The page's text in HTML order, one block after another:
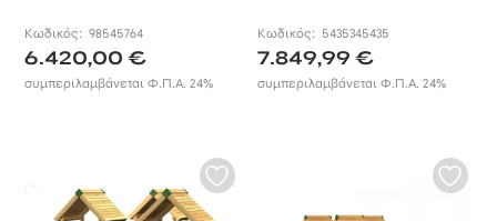
Κωδικός:98545764
6.420,00€
συμπεριλαμβάνεται Φ.Π.Α. 24%
Κωδικός: 5435345435
7.849,99€
συμπεριλαμβάνεται Φ.Π.Α. 24%